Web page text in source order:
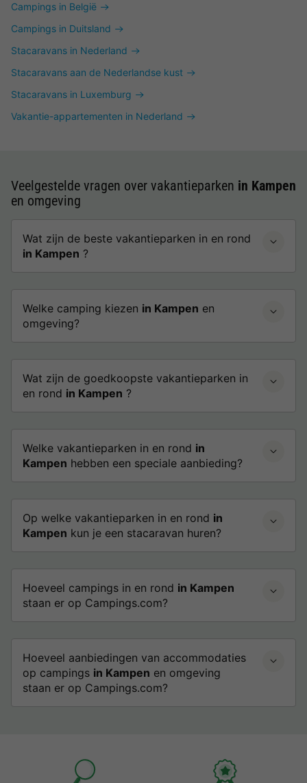
Campings in België
Campings in Duitsland
Stacaravans in Nederland
Stacaravans aan de Nederlandse kust
Stacaravans in Luxemburg
Vakantie-appartementen in Nederland
Veelgestelde vragen over vakantieparken in Kampen
en omgeving
Wat zijn de beste vakantieparken in en rond
in Kampen ?
Welke camping kiezen in Kampen en
omgeving?
Wat zijn de goedkoopste vakantieparken in
en rond in Kampen ?
Welke vakantieparken in en rond in
Kampen hebben een speciale aanbieding?
Op welke vakantieparken in en rond in
Kampen kun je een stacaravan huren?
Hoeveel campings in en rond in Kampen
staan er op Campings.com?
Hoeveel aanbiedingen van accommodaties
op campings in Kampen en omgeving
staan er op Campings.com?